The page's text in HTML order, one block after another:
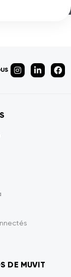
DE MUVIT